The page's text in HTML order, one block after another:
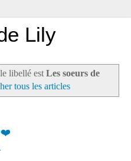
Lily
libellé est Les soeurs de
tous les articles